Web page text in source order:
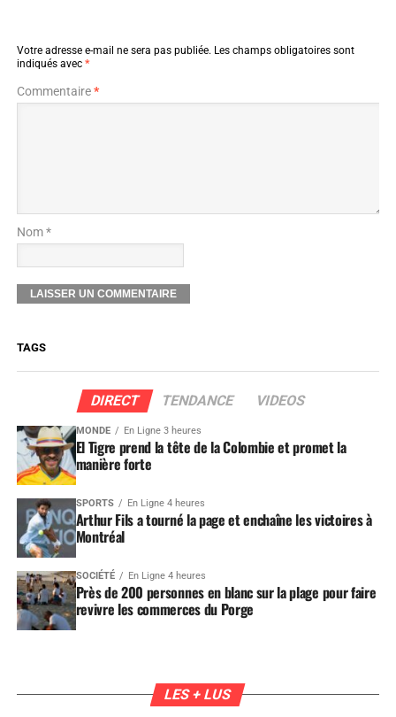
Votre adresse e-mail ne sera pas publiée. Les champs obligatoires sont
indiqués avec *
Commentaire*
Nom *
TAGS
DIRECT TENDANCE VIDEOS
MONDE En Ligne 3 heures
El Tigre prend la tête de la Colombie et promet la
manière forte
SPORTS En Ligne 4 heures
Arthur Fils a tourné la page et enchaîne les victoires à
Montréal
SOCIÉTÉ En Ligne 4 heures
Près de 200 personnes en blanc sur la plage pour faire
revivre les commerces du Porge
LES + LUS